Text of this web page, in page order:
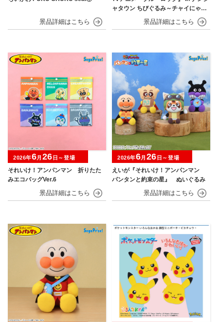
ャタウン ちびぐるみ～チャイにゃFe
それいけ！アンパンマン 折りたた
みエコバッグVer.6
2026年6月 26 日～登場
えいが『それいけ！アンパンマン
パンタンと約束の星』 ぬいぐるみ
2026年6月 26 日～登場